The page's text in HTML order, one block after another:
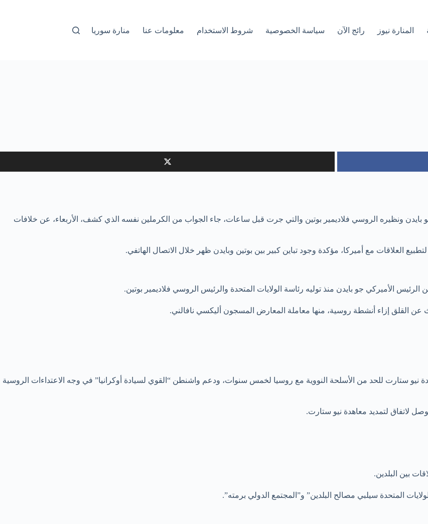
المنارة نيوز رائج الآن سياسة الخصوصية شروط الاستخدام معلومات عنا منارة سوريا
بايدن ونظيره الروسي فلاديمير بوتين والتي جرت قبل ساعات، جاء الجواب من الكرملين نفسه الذي كشف، الأربعاء، عن خلافات
العلاقات مع أميركا، مؤكدة وجود تباين كبير بين بوتين وبايدن ظهر خلال الاتصال الهاتفي.
الأميركي جو بايدن منذ توليه رئاسة الولايات المتحدة والرئيس الروسي فلاديمير بوتين.
عن القلق إزاء أنشطة روسية، منها معاملة المعارض المسجون أليكسي نافالني.
نيو ستارت للحد من الأسلحة النووية مع روسيا لخمس سنوات، ودعم واشنطن “القوي لسيادة أوكرانيا” في وجه الاعتداءات الروسية
لاتفاق لتمديد معاهدة نيو ستارت.
بين البلدين.
المتحدة سيلبي مصالح البلدين” و”المجتمع الدولي برمته”.